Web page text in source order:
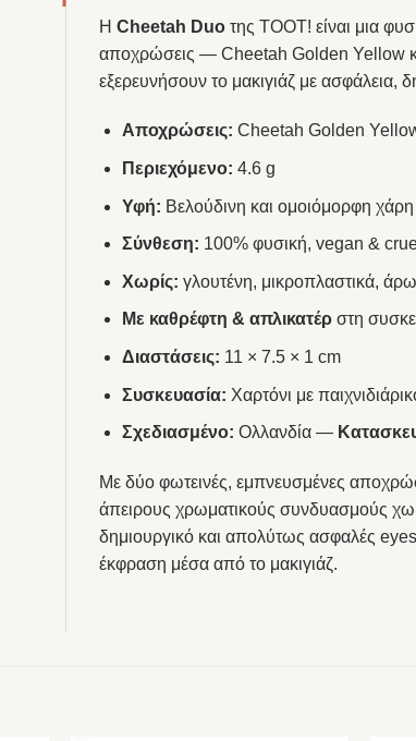
Η Cheetah Duo της TOOT! είναι μια
αποχρώσεις — Cheetah Golden Yellow
εξερευνήσουν το μακιγιάζ με ασφάλεια,
Αποχρώσεις: Cheetah Golden
Περιεχόμενο: 4.6 g
Υφή: Βελούδινη και ομοιόμορφη
Σύνθεση: 100% φυσική, vegan &
Χωρίς: γλουτένη, μικροπλαστικά,
Με καθρέφτη & απλικατέρστη
Διαστάσεις: 11 × 7.5 × 1 cm
Συσκευασία: Χαρτόνι με
Σχεδιασμένο: Ολλανδία —
Με δύο φωτεινές, εμπνευσμένες
άπειρους χρωματικούς συνδυασμούς
δημιουργικό και απολύτως ασφαλές
έκφραση μέσα από το μακιγιάζ.